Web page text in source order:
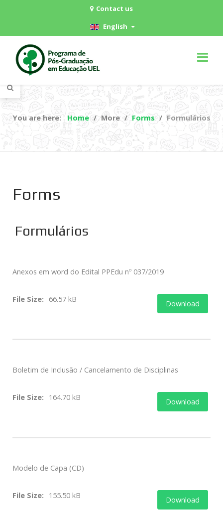
Contact us
English
You are here: Home More Forms Formulários
Forms
Formulários
Anexos em word do Edital PPEdu nº 037/2019
File Size: 66.57 kB Download
Boletim de Inclusão / Cancelamento de Disciplinas
File Size: 164.70 kB Download
Modelo de Capa (CD)
File Size: 155.50 kB Download